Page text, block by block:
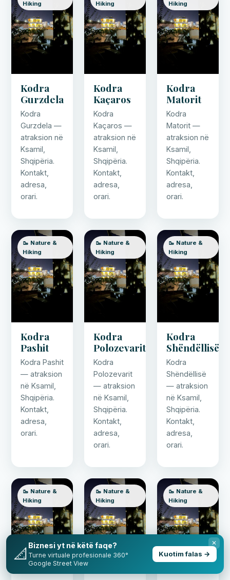
Hiking
Kodra
Gurzdela
Kodra
Gurzdela —
atraksion në
Ksamil,
Shqipëria.
Kontakt,
adresa,
orari.
Hiking
Kodra
Kaçaros
Kodra
Kaçaros —
atraksion në
Ksamil,
Shqipëria.
Kontakt,
adresa,
orari.
Hiking
Kodra
Matorit
Kodra
Matorit —
atraksion në
Ksamil,
Shqipëria.
Kontakt,
adresa,
orari.
🥾 Nature &
Hiking
Kodra
Pashit
Kodra Pashit
— atraksion
në Ksamil,
Shqipëria.
Kontakt,
adresa,
orari.
🥾 Nature &
Hiking
Kodra
Polozevarit
Kodra
Polozevarit
— atraksion
në Ksamil,
Shqipëria.
Kontakt,
adresa,
orari.
🥾 Nature &
Hiking
Kodra
Shëndëllisë
Kodra
Shëndëllisë
— atraksion
në Ksamil,
Shqipëria.
Kontakt,
adresa,
orari.
🥾 Nature &
Hiking
🥾 Nature &
Hiking
🥾 Nature &
Hiking
✕
📐 Biznesi yt në këtë faqe?
Turne virtuale profesionale 360°
Google Street View
Kuotim falas →